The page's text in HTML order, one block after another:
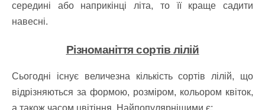
середині або наприкінці літа, то її краще садити
навесні.
Різноманіття сортів лілій
Сьогодні існує величезна кількість сортів лілій, що
відрізняються за формою, розміром, кольором квіток,
а також часом цвітіння. Найпопулярнішими є: